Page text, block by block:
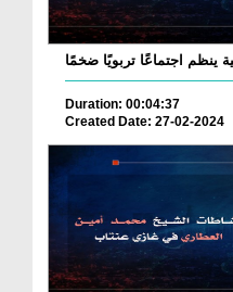
Duration: 00:04:37
Created Date: 27-02-2024